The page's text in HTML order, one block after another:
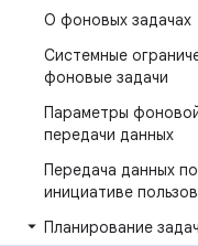
О фоновых задачах
Системные
фоновые задачи
Параметры
передачи данных
Передача данных по
инициативе
Планирование задач